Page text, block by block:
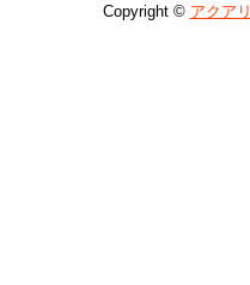
Copyright © アクア